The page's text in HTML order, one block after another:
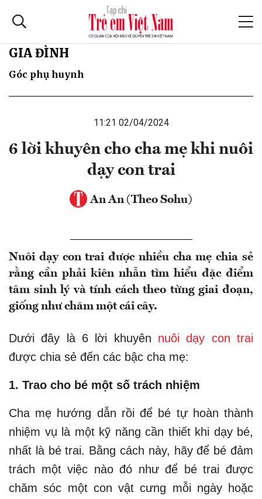
GIA ĐÌNH
Góc phụ huynh
11:21 02/04/2024
6 lời khuyên cho cha mẹ khi nuôi
dạy con trai
An An (Theo Sohu)
Nuôi dạy con trai được nhiều cha mẹ chia sẻ
rằng cần phải kiên nhẫn tìm hiểu đặc điểm
tâm sinh lý và tính cách theo từng giai đoạn,
giống như chăm một cái cây.
Dưới đây là 6 lời khuyên nuôi dạy con trai
được chia sẻ đến các bậc cha mẹ:
1. Trao cho bé một số trách nhiệm
Cha mẹ hướng dẫn rồi để bé tự hoàn thành
nhiệm vụ là một kỹ năng cần thiết khi dạy bé,
nhất là bé trai. Bằng cách này, hãy để bé đảm
trách một việc nào đó như để bé trai được
chăm sóc một con vật cưng mỗi ngày hoặc